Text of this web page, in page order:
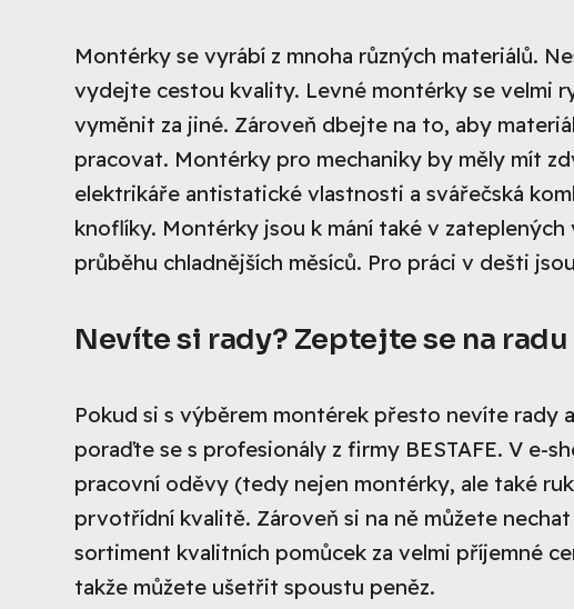
Montérky se vyrábí z mnoha různých materiálů.
vydejte cestou kvality. Levné montérky se velmi
vyměnit za jiné. Zároveň dbejte na to, aby
pracovat. Montérky pro mechaniky by měly mít
elektrikáře antistatické vlastnosti a svářečská
knoflíky. Montérky jsou k mání také v
průběhu chladnějších měsíců. Pro práci v dešti
Nevíte si rady? Zeptejte se na
Pokud si s výběrem montérek přesto nevíte rady
poraďte se s profesionály z firmy BESTAFE. V e-
pracovní oděvy (tedy nejen montérky, ale také
prvotřídní kvalitě. Zároveň si na ně můžete
sortiment kvalitních pomůcek za velmi příjemné
takže můžete ušetřit spoustu peněz.